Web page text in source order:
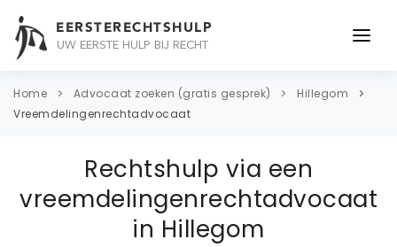
EERSTERECHTSHULP
UW EERSTE HULP BIJ RECHT
ONDERWERPEN
ADVOCAAT
OVER ONS
Home Advocaat zoeken (gratis gesprek)
Hillegom
Vreemdelingenrechtadvocaat
Rechtshulp via een
vreemdelingenrechtadvocaat
in Hillegom